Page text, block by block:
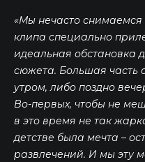
«Мы нечасто снимаемся
клипа специально
идеальная обстановка
сюжета. Большая часть
утром, либо поздно
Во-первых, чтобы не
в это время не так
детстве была мечта –
развлечений. И мы эту